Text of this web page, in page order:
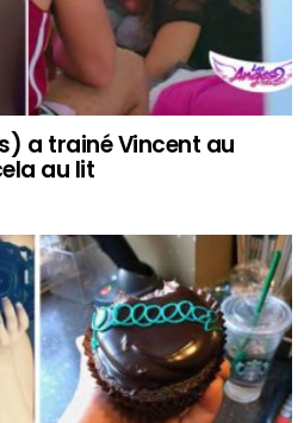
a trainé Vincent au
au lit